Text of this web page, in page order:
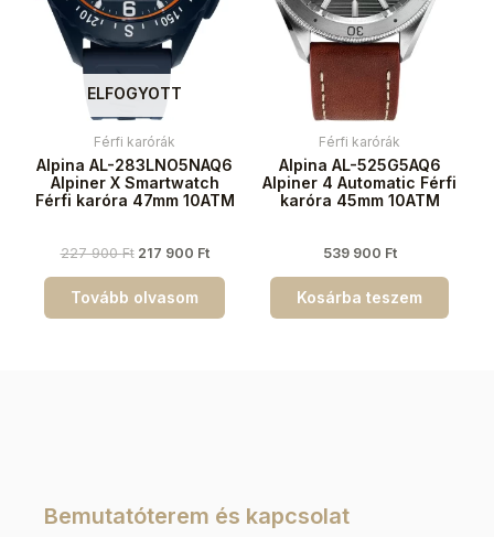
ELFOGYOTT
Férfi karórák
Alpina AL-283LNO5NAQ6
Alpiner X Smartwatch
Férfi karóra 47mm 10ATM
227 900Ft 217 900 Ft
Tovább olvasom
Férfi karórák
Alpina AL-525G5AQ6
Alpiner 4 Automatic Férfi
karóra 45mm 10ATM
539 900 Ft
Kosárba teszem
Bemutatóterem és kapcsolat